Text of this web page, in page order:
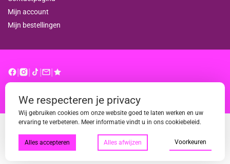
Mijn account
Mijn bestellingen
We respecteren je privacy
Wij gebruiken cookies om onze website goed te laten werken en uw
ervaring te verbeteren. Meer informatie vindt u in ons cookiebeleid.
Alles accepteren Alles afwijzen Voorkeuren